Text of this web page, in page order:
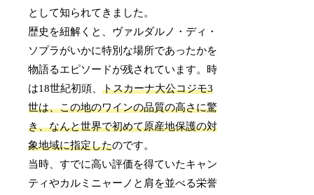
として知られてきました。
歴史を紐解くと、ヴァルダルノ・ディ・
ソプラがいかに特別な場所であったかを
物語るエピソードが残されています。時
は18世紀初頭、トスカーナ大公コジモ3
世は、この地のワインの品質の高さに驚
き、なんと世界で初めて原産地保護の対
象地域に指定したのです。
当時、すでに高い評価を得ていたキャン
ティやカルミニャーノと肩を並べる栄誉